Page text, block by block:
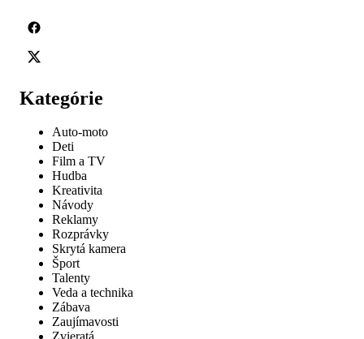
Kategórie
Auto-moto
Deti
Film a TV
Hudba
Kreativita
Návody
Reklamy
Rozprávky
Skrytá kamera
Šport
Talenty
Veda a technika
Zábava
Zaujímavosti